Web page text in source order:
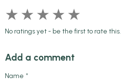
★ ★ ★ ★ ★
No ratings yet - be the first to rate this.
Add a comment
Name